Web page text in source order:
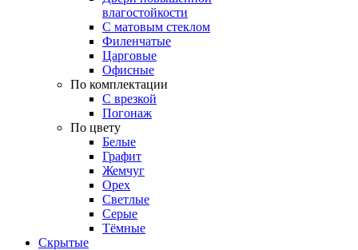
влагостойкости
С матовым стеклом
Филенчатые
Царговые
Офисные
По комплектации
С врезкой
Погонаж
По цвету
Белые
Графит
Жемчуг
Орех
Светлые
Серые
Тёмные
Скрытые